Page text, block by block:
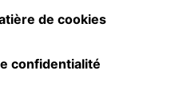
de cookies
confidentialité